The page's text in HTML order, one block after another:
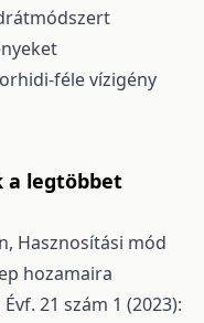
féle vízigény
a legtöbbet
Hasznosítási mód
hozamaira
21 szám 1 (2023):